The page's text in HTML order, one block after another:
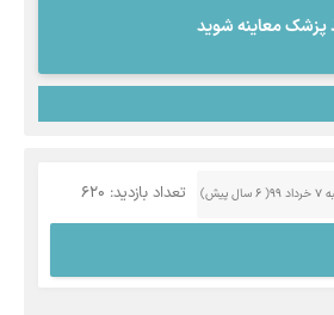
معاینه شوید
پیش) تعداد بازدید: 620